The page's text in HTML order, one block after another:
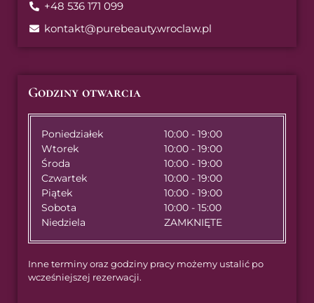
+48 536 171 099
kontakt@purebeauty.wroclaw.pl
Godziny otwarcia
Poniedziałek
Wtorek
Środa
Czwartek
Piątek
Sobota
Niedziela
10:00 - 19:00
10:00 - 19:00
10:00 - 19:00
10:00 - 19:00
10:00 - 19:00
10:00 - 15:00
ZAMKNIĘTE
Inne terminy oraz godziny pracy możemy ustalić po
wcześniejszej rezerwacji.